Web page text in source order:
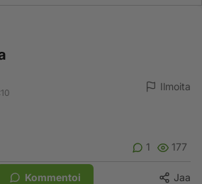
Ilmoita
1 177
Kommentoi Jaa